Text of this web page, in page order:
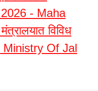
- Maha
विविध
| Ministry Of Jal